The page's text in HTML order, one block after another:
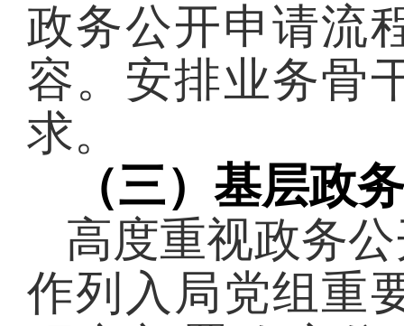
政务公开申请流
容。安排业务骨
求。
（三）基层政
高度重视政务
作列入局党组重